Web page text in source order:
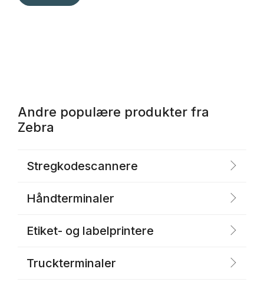
Andre populære produkter fra
Zebra
Stregkodescannere
Håndterminaler
Etiket- og labelprintere
Truckterminaler